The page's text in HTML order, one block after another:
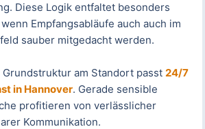
Diese Logik entfaltet besonders
Empfangsabläufe auch auch im
sauber mitgedacht werden.
am Standort passt 24/7
in Hannover. Gerade sensible
profitieren von verlässlicher
Kommunikation.